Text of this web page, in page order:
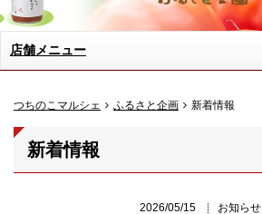
店舗メニュー
つちのこマルシェ ふるさと企画 新着情報
新着情報
2026/05/15 お知らせ